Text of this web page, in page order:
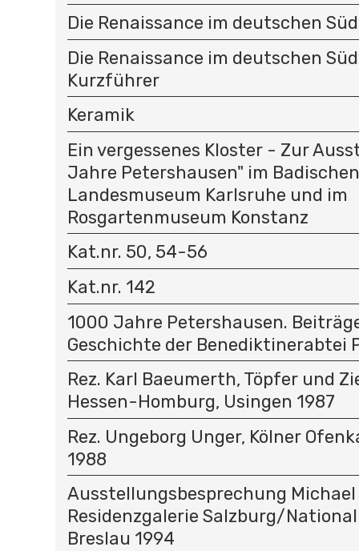
Die Renaissance im deutschen
Die Renaissance im deutschen
Kurzführer
Keramik
Ein vergessenes Kloster - Zur
Jahre Petershausen" im Badischen
Landesmuseum Karlsruhe und im
Rosgartenmuseum Konstanz
Kat.nr. 50, 54-56
Kat.nr. 142
1000 Jahre Petershausen.
Geschichte der Benediktinerabtei
Rez. Karl Baeumerth, Töpfer und
Hessen-Homburg, Usingen 1987
Rez. Ungeborg Unger, Kölner
1988
Ausstellungsbesprechung
Residenzgalerie Salzburg/
Breslau 1994